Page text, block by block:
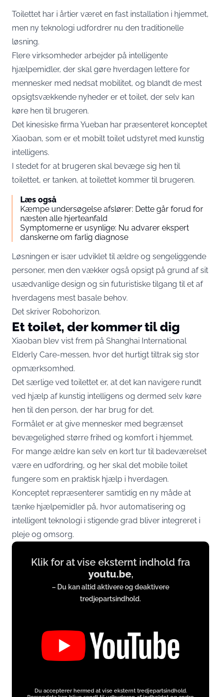
Toilettet har i årtier været en fast installation i hjemmet,
men ny teknologi udfordrer nu den traditionelle
løsning.
Flere virksomheder arbejder på intelligente
hjælpemidler, der skal gøre hverdagen lettere for
mennesker med nedsat mobilitet, og blandt de mest
opsigtsvækkende nyheder er et toilet, der selv kan
køre hen til brugeren.
Det kinesiske firma Yueban har præsenteret konceptet
Xiaoban, som er et mobilt toilet udstyret med kunstig
intelligens.
I stedet for at brugeren skal bevæge sig hen til
toilettet, er tanken, at toilettet kommer til brugeren.
Læs også
Kæmpe undersøgelse afslører: Dette går forud for
næsten alle hjerteanfald
Symptomerne er usynlige: Nu advarer ekspert
danskerne om farlig diagnose
Løsningen er især udviklet til ældre og sengeliggende
personer, men den vækker også opsigt på grund af sit
usædvanlige design og sin futuristiske tilgang til et af
hverdagens mest basale behov.
Det skriver Robohorizon.
Et toilet, der kommer til dig
Xiaoban blev vist frem på Shanghai International
Elderly Care-messen, hvor det hurtigt tiltrak sig stor
opmærksomhed.
Det særlige ved toilettet er, at det kan navigere rundt
ved hjælp af kunstig intelligens og dermed selv køre
hen til den person, der har brug for det.
Formålet er at give mennesker med begrænset
bevægelighed større frihed og komfort i hjemmet.
For mange ældre kan selv en kort tur til badeværelset
være en udfordring, og her skal det mobile toilet
fungere som en praktisk hjælp i hverdagen.
Konceptet repræsenterer samtidig en ny måde at
tænke hjælpemidler på, hvor automatisering og
intelligent teknologi i stigende grad bliver integreret i
pleje og omsorg.
Display
contentKlik for at vise eksternt indhold fra
youtu.be,
– Du kan altid aktivere og deaktivere
tredjepartsindhold.
Du accepterer hermed at vise eksternt tredjepartsindhold.